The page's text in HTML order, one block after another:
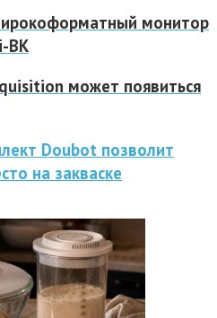
монитор
BK
может появиться
Doubot позволит
на закваске